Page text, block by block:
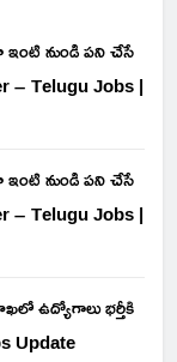
ఇంటి నుండి పని చేసే
– Telugu Jobs |
ఇంటి నుండి పని చేసే
– Telugu Jobs |
ఉద్యోగాలు భర్తీకి
Update